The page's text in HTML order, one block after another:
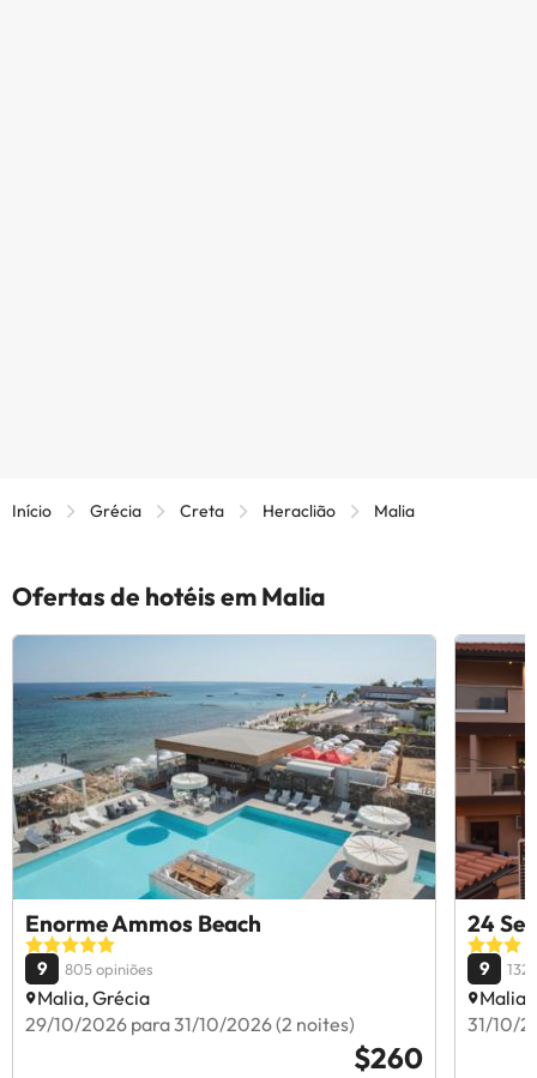
Início Grécia Creta Heraclião Malia
Ofertas de hotéis em Malia
Enorme Ammos Beach
9 805 opiniões
Malia, Grécia
29/10/2026 para 31/10/2026 (2 noites)
$260
24
9 132
Malia,
31/10/